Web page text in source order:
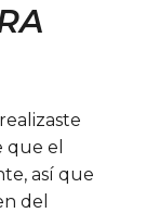
que el
así que
del